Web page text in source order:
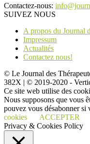
Contactez-nous:
SUIVEZ NOUS
A propos du Journal
Impressum
Actualités
Contactez nous!
© Le Journal des
382X | © 2019-2020 -
Ce site web utilise des
Nous supposons que vous
pouvez vous désabonner si
cookies
ACCEPTER
Privacy & Cookies Policy